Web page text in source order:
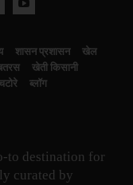
शासन प्रशासन
खेल
खेती किसानी
ब्लॉग
to destination for
curated by